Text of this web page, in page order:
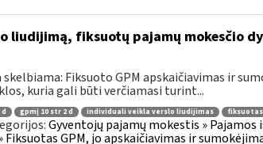
liudijimą, fiksuotų pajamų mokesčio
Fiksuoto GPM apskaičiavimas ir
kuria gali būti verčiamasi turint...
gpmį 10 str 2 d individuali veikla verslo liudijimas
Gyventojų pajamų mokestis » Pajamos
GPM, jo apskaičiavimas ir